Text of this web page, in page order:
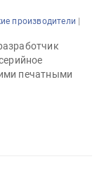
производители |
печатными